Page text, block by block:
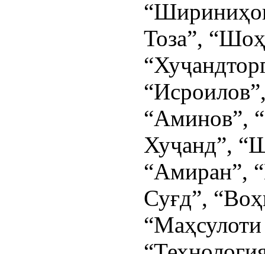
Тоза”,
“Аминов”,
Хуҷанд”,
“Амиран”,
Суғд”,